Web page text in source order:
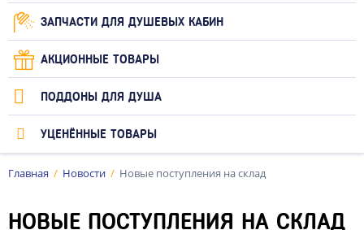
ЗАПЧАСТИ ДЛЯ ДУШЕВЫХ КАБИН
АКЦИОННЫЕ ТОВАРЫ
ПОДДОНЫ ДЛЯ ДУША
УЦЕНЁННЫЕ ТОВАРЫ
Главная Новости Новые поступления на склад
НОВЫЕ ПОСТУПЛЕНИЯ НА СКЛАД